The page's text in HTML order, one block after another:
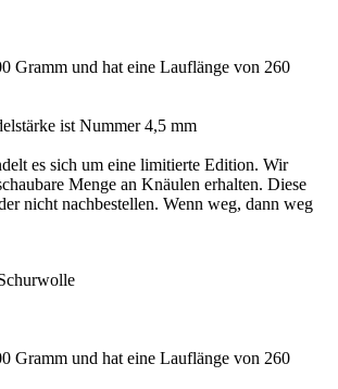
Gramm und hat eine Lauflänge von 260
ist Nummer 4,5 mm
es sich um eine limitierte Edition. Wir
Menge an Knäulen erhalten. Diese
nicht nachbestellen. Wenn weg, dann weg
Gramm und hat eine Lauflänge von 260